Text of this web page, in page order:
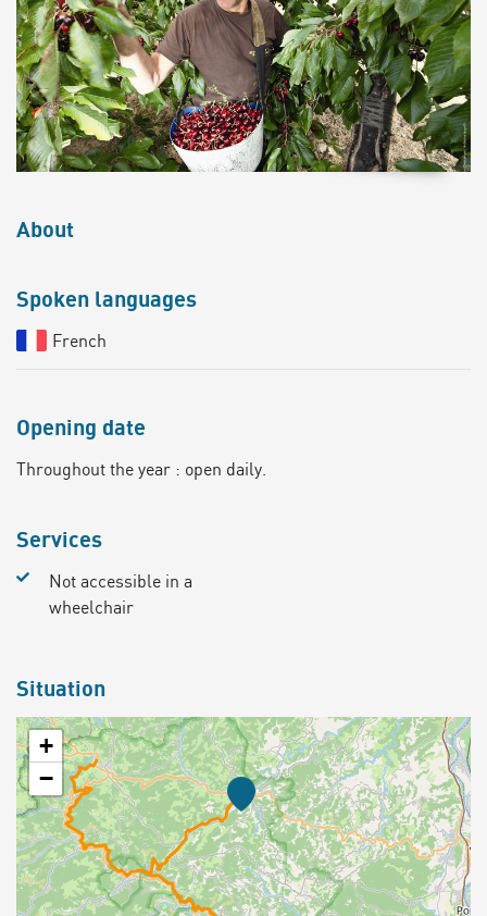
About
Spoken languages
French
Opening date
Throughout the year : open daily.
Services
Not accessible in a
wheelchair
Situation
+
−